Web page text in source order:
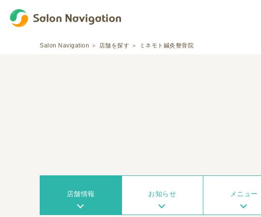
Salon Navigation 店舗を探す ミネモト鍼灸整骨院
店舗情報 お知らせ メニュー